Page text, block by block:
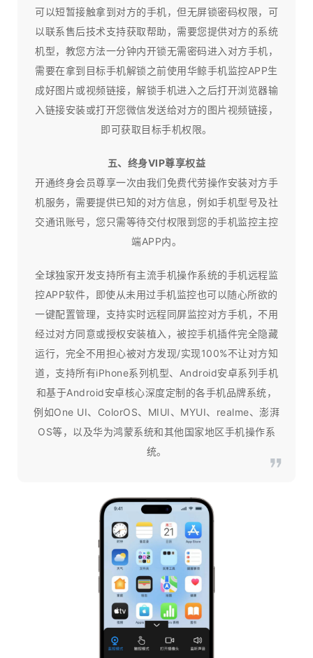
可以短暂接触拿到对方的手机，但无屏锁密码权限，可
以联系售后技术支持获取帮助，需要您提供对方的系统
机型，教您方法一分钟内开锁无需密码进入对方手机，
需要在拿到目标手机解锁之前使用华鲸手机监控APP生
成好图片或视频链接，解锁手机进入之后打开浏览器输
入链接安装或打开您微信发送给对方的图片视频链接，
即可获取目标手机权限。
五、终身VIP尊享权益
开通终身会员尊享一次由我们免费代劳操作安装对方手
机服务，需要提供已知的对方信息，例如手机型号及社
交通讯账号，您只需等待交付权限到您的手机监控主控
端APP内。
全球独家开发支持所有主流手机操作系统的手机远程监
控APP软件，即使从未用过手机监控也可以随心所欲的
一键配置管理，支持实时远程同屏监控对方手机，不用
经过对方同意或授权安装植入，被控手机插件完全隐藏
运行，完全不用担心被对方发现/实现100%不让对方知
道，支持所有iPhone系列机型、Android安卓系列手机
和基于Android安卓核心深度定制的各手机品牌系统，
例如One UI、ColorOS、MIUI、MYUI、realme、澎湃
OS等，以及华为鸿蒙系统和其他国家地区手机操作系
统。